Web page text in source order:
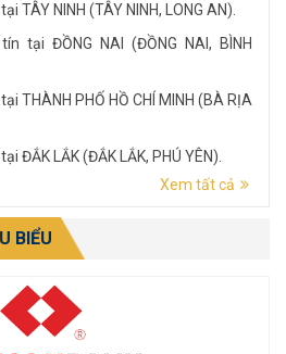
TÂY NINH (TÂY NINH, LONG AN).
tại ĐỒNG NAI (ĐỒNG NAI, BÌNH
THÀNH PHỐ HỒ CHÍ MINH (BÀ RỊA
ĐẮK LẮK (ĐẮK LẮK, PHÚ YÊN).
tại LÂM ĐỒNG (LÂM ĐỒNG, ĐẮK
Xem tất cả
BIỂU